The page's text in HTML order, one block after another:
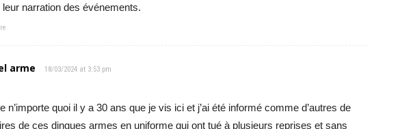
leur narration des événements.
arme 18/03/2024 at 3:53 pm
n’importe quoi il y a 30 ans que je vis ici et j’ai été informé comme d’autres de
de ces dingues armes en uniforme qui ont tué à plusieurs reprises et sans